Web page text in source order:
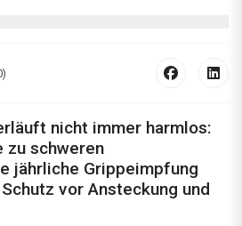
nicht immer harmlos:
zu schweren
jährliche Grippeimpfung
vor Ansteckung und